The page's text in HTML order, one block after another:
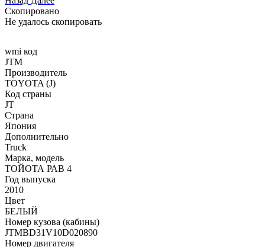
Скопировано
Не удалось скопировать
wmi код
JTM
Производитель
TOYOTA (J)
Код страны
JT
Страна
Япония
Дополнительно
Truck
Марка, модель
ТОЙОТА РАВ 4
Год выпуска
2010
Цвет
БЕЛЫЙ
Номер кузова (кабины)
JТМВD31V10D020890
Номер двигателя